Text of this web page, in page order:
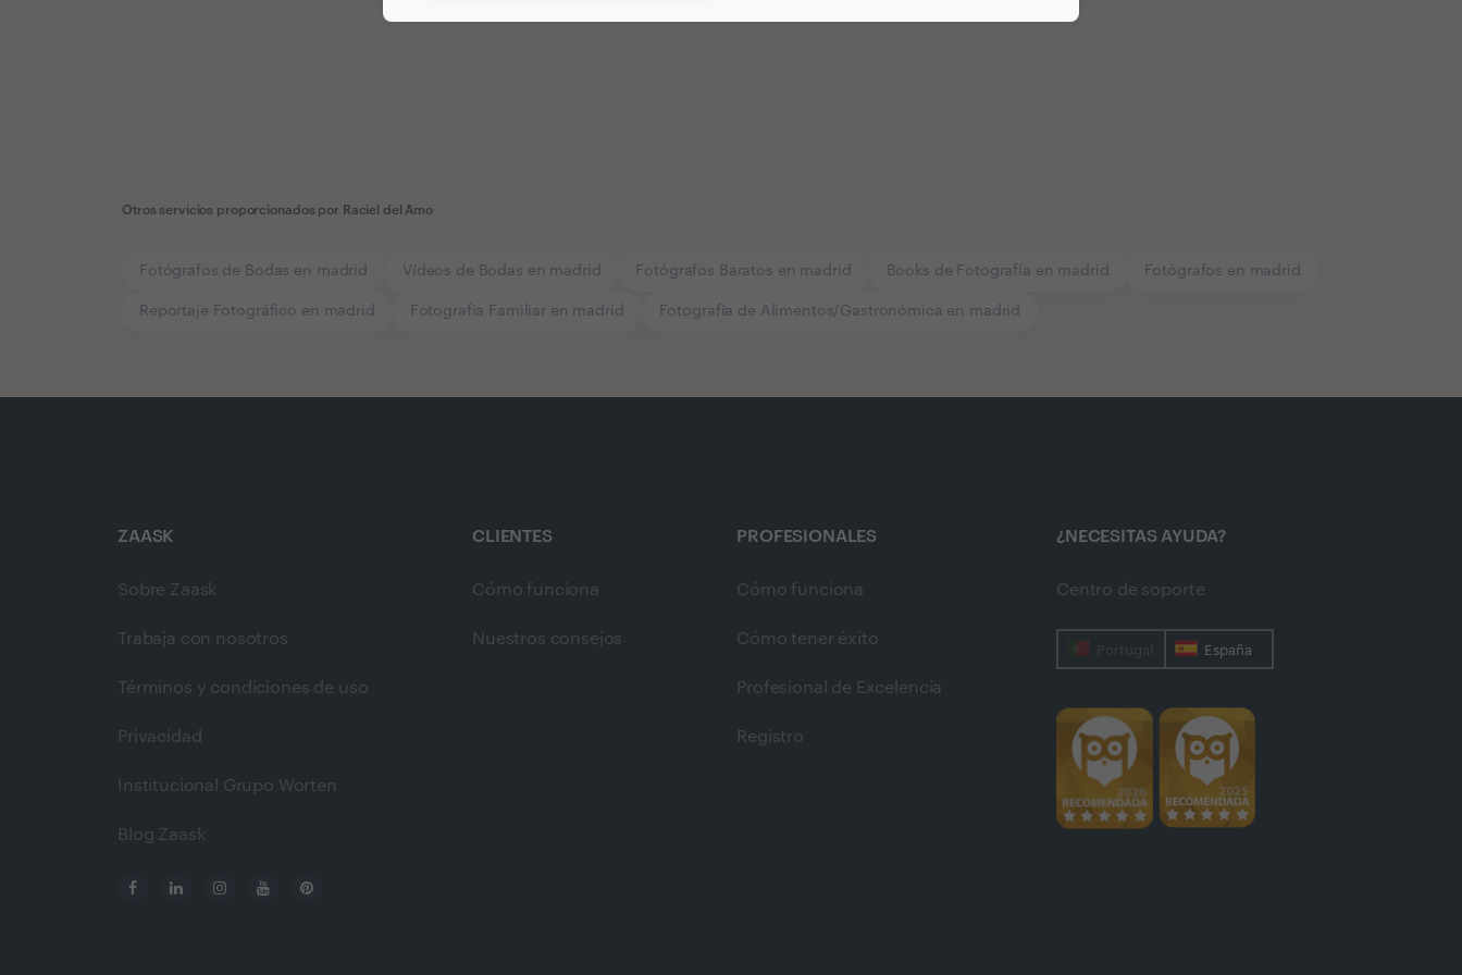
Otros servicios proporcionados por Raciel del Amo
Fotógrafos de Bodas en madrid Vídeos de Bodas en madrid Fotógrafos Baratos en madrid Books de Fotografía en madrid Fotógrafos en madrid
Reportaje Fotográfico en madrid Fotografia Familiar en madrid Fotografía de Alimentos/Gastronómica en madrid
ZAASK
Sobre Zaask
Trabaja con nosotros
Términos y condiciones de uso
Privacidad
Institucional Grupo Worten
Blog Zaask
CLIENTES
Cómo funciona
Nuestros consejos
PROFESIONALES
Cómo funciona
Cómo tener éxito
Profesional de Excelencia
Registro
¿NECESITAS AYUDA?
Centro de soporte
Portugal España